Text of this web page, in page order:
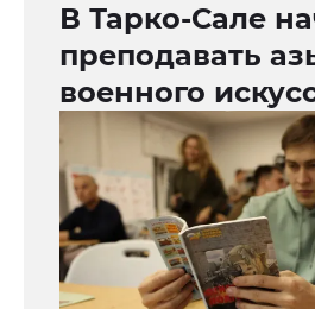
В Тарко-Сале
преподавать
военного